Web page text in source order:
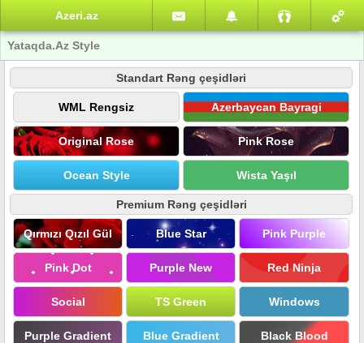
Azeri.az
Yataqda.Az Style
Standart Rəng çeşidləri
WML Rengsiz Azerbaycan Bayragi
Original Rose Pink Rose
Ocean Style Wista Yaşıl
Premium Rəng çeşidləri
Qırmızı Qızıl Gül Blue Star Pink Purple
Pink Dot Purple New Red Ninja
Social TS Green Windows
Purple Gradient Blue Gradient Black Blood